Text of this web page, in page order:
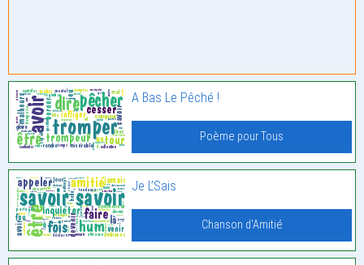
A Bas Le Pêché !
Poème pour Tous
Je L’Sais
Chanson d'Amitié